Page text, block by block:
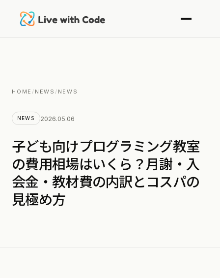
HOME / NEWS / NEWS
NEWS 2026.05.06
子ども向けプログラミング教室
の費用相場はいくら？月謝・入
会金・教材費の内訳とコスパの
見極め方